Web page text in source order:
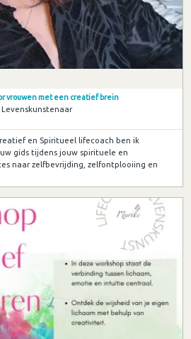
vrouwen met een creatief brein
en Spiritueel lifecoach ben ik
gids tijdens jouw spirituele en
naar zelfbevrijding, zelfontplooiing en